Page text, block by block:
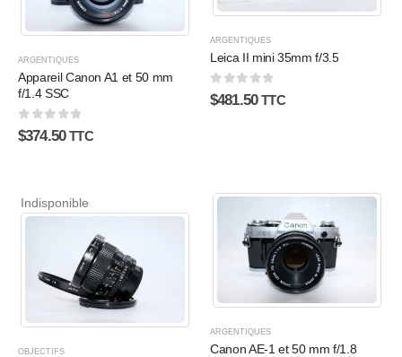
ARGENTIQUES
Appareil Canon A1 et 50 mm
f/1.4 SSC
0sur 5
$374.50 TTC
ARGENTIQUES
Leica II mini 35mm f/3.5
0sur 5
$481.50 TTC
Indisponible
OBJECTIFS
ARGENTIQUES
Canon AE-1 et 50 mm f/1.8